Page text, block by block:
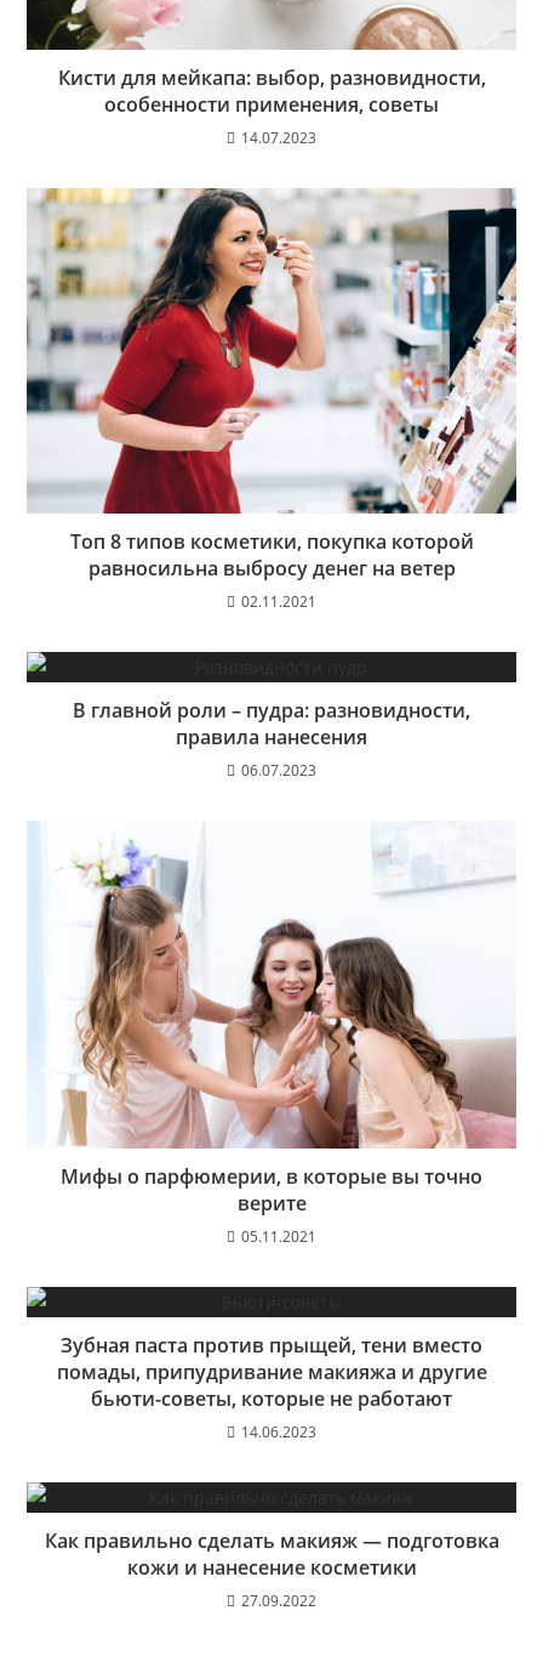
Кисти для мейкапа: выбор, разновидности,
особенности применения, советы
14.07.2023
Топ 8 типов косметики, покупка которой
равносильна выбросу денег на ветер
02.11.2021
В главной роли – пудра: разновидности,
правила нанесения
06.07.2023
Мифы о парфюмерии, в которые вы точно
верите
05.11.2021
Зубная паста против прыщей, тени вместо
помады, припудривание макияжа и другие
бьюти-советы, которые не работают
14.06.2023
Как правильно сделать макияж — подготовка
кожи и нанесение косметики
27.09.2022